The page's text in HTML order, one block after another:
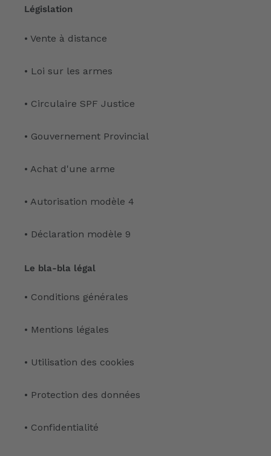
Législation
• Vente à distance
• Loi sur les armes
• Circulaire SPF Justice
• Gouvernement Provincial
• Achat d'une arme
• Autorisation modèle 4
• Déclaration modèle 9
Le bla-bla légal
• Conditions générales
• Mentions légales
• Utilisation des cookies
• Protection des données
• Confidentialité